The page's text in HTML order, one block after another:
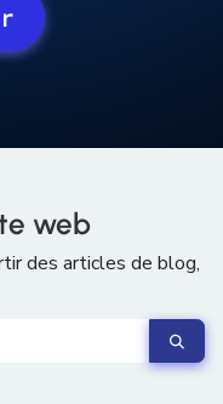
web
des articles de blog,